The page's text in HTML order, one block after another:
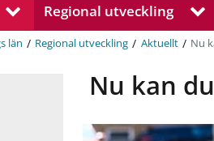
V
s
Regional utveckling
i
s
n
e
län / Regional utveckling / Aktuellt / Nu
Nu kan